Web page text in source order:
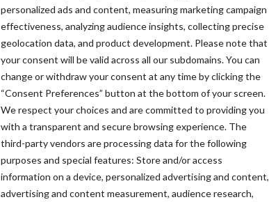
personalized ads and content, measuring marketing campaign
effectiveness, analyzing audience insights, collecting precise
geolocation data, and product development. Please note that
your consent will be valid across all our subdomains. You can
change or withdraw your consent at any time by clicking the
“Consent Preferences” button at the bottom of your screen.
We respect your choices and are committed to providing you
with a transparent and secure browsing experience. The
third-party vendors are processing data for the following
purposes and special features: Store and/or access
information on a device, personalized advertising and content,
advertising and content measurement, audience research,